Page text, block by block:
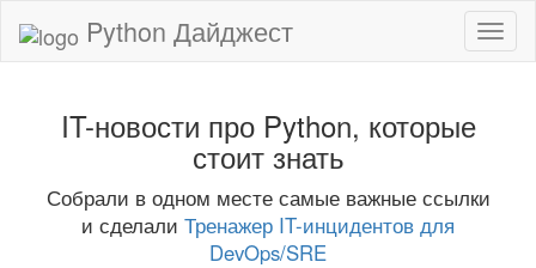
Python Дайджест
IT-новости про Python, которые
стоит знать
Собрали в одном месте самые важные ссылки
и сделали Тренажер IT-инцидентов для
DevOps/SRE